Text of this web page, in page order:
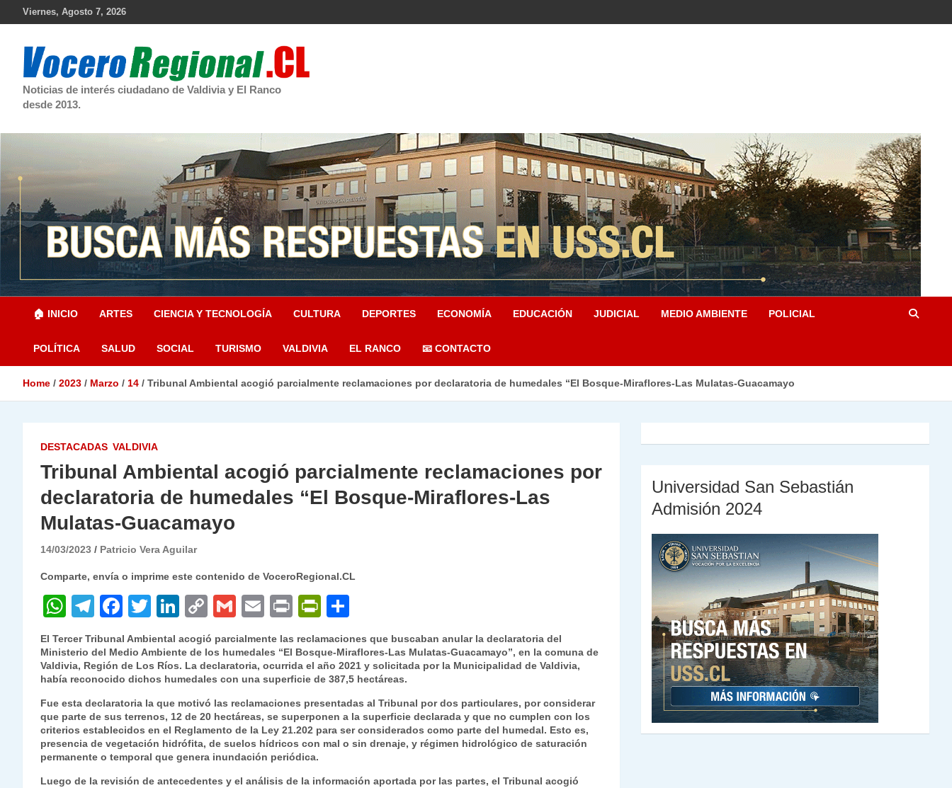
Viernes, Agosto 7, 2026
Noticias de interés ciudadano de Valdivia y El Ranco
desde 2013.
🏠 INICIO ARTES CIENCIA Y TECNOLOGÍA CULTURA DEPORTES ECONOMÍA EDUCACIÓN JUDICIAL MEDIO AMBIENTE POLICIAL
POLÍTICA SALUD SOCIAL TURISMO VALDIVIA EL RANCO 📧 CONTACTO
Home 2023 Marzo 14 Tribunal Ambiental acogió parcialmente reclamaciones por declaratoria de humedales “El Bosque-Miraflores-Las Mulatas-Guacamayo
DESTACADAS VALDIVIA
Tribunal Ambiental acogió parcialmente reclamaciones por
declaratoria de humedales “El Bosque-Miraflores-Las
Mulatas-Guacamayo
14/03/2023 Patricio Vera Aguilar
Comparte, envía o imprime este contenido de VoceroRegional.CL
W
at
s
A
p
p
T
el
e
gr
a
m
F
a
c
e
b
o
o
k
T
w
itt
er
Li
k
e
dI
n
C
o
p
y
Li
n
k
G
m
ai
l
E
m
ai
l
P
nt
P
nt
Fr
ie
n
dl
m
p
ar
tir
El Tercer Tribunal Ambiental acogió parcialmente las reclamaciones que buscaban anular la declaratoria del
Ministerio del Medio Ambiente de los humedales “El Bosque-Miraflores-Las Mulatas-Guacamayo”, en la comuna de
Valdivia, Región de Los Ríos. La declaratoria, ocurrida el año 2021 y solicitada por la Municipalidad de Valdivia,
había reconocido dichos humedales con una superficie de 387,5 hectáreas.
Fue esta declaratoria la que motivó las reclamaciones presentadas al Tribunal por dos particulares, por considerar
que parte de sus terrenos, 12 de 20 hectáreas, se superponen a la superficie declarada y que no cumplen con los
criterios establecidos en el Reglamento de la Ley 21.202 para ser considerados como parte del humedal. Esto es,
presencia de vegetación hidrófita, de suelos hídricos con mal o sin drenaje, y régimen hidrológico de saturación
permanente o temporal que genera inundación periódica.
Luego de la revisión de antecedentes y el análisis de la información aportada por las partes, el Tribunal acogió
Universidad San Sebastián
Admisión 2024